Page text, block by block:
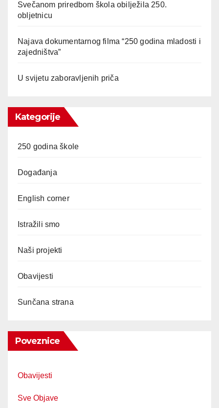
Svečanom priredbom škola obilježila 250.
obljetnicu
Najava dokumentarnog filma “250 godina mladosti i
zajedništva”
U svijetu zaboravljenih priča
Kategorije
250 godina škole
Događanja
English corner
Istražili smo
Naši projekti
Obavijesti
Sunčana strana
Poveznice
Obavijesti
Sve Objave